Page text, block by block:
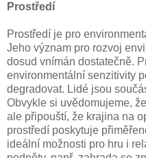
Prostředí
Prostředí je pro
Jeho význam pro rozvoj
dosud vnímán dostatečně.
environmentální senzitivity
degradovat. Lidé jsou
Obvykle si uvědomujeme,
ale připouští, že krajina na
prostředí poskytuje
ideální možnosti pro hru i